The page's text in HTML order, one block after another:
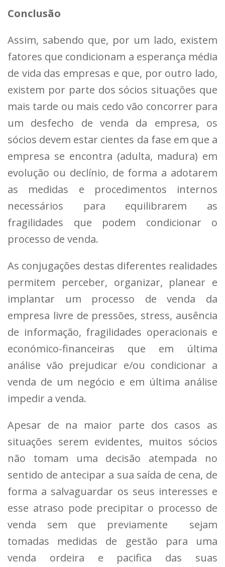
Conclusão
Assim, sabendo que, por um lado, existem
fatores que condicionam a esperança média
de vida das empresas e que, por outro lado,
existem por parte dos sócios situações que
mais tarde ou mais cedo vão concorrer para
um desfecho de venda da empresa, os
sócios devem estar cientes da fase em que a
empresa se encontra (adulta, madura) em
evolução ou declínio, de forma a adotarem
as medidas e procedimentos internos
necessários para equilibrarem as
fragilidades que podem condicionar o
processo de venda.
As conjugações destas diferentes realidades
permitem perceber, organizar, planear e
implantar um processo de venda da
empresa livre de pressões, stress, ausência
de informação, fragilidades operacionais e
económico-financeiras que em última
análise vão prejudicar e/ou condicionar a
venda de um negócio e em última análise
impedir a venda.
Apesar de na maior parte dos casos as
situações serem evidentes, muitos sócios
não tomam uma decisão atempada no
sentido de antecipar a sua saída de cena, de
forma a salvaguardar os seus interesses e
esse atraso pode precipitar o processo de
venda sem que previamente sejam
tomadas medidas de gestão para uma
venda ordeira e pacifica das suas